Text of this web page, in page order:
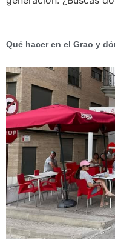
Qué hacer en el Grao y